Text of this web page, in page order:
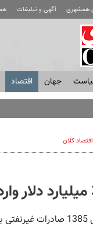
همشهری آگهی و تبلیغات
جهان اقتصاد
ایران چیست؟ |
اقتصاد كلان